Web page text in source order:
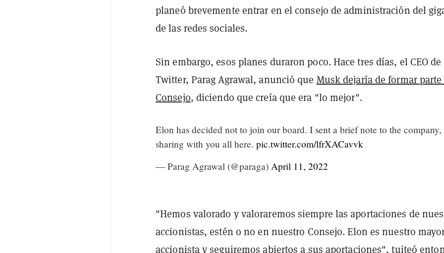
planeó brevemente entrar en el consejo de administración del
de las redes sociales.
Sin embargo, esos planes duraron poco. Hace tres días, el CEO de
Twitter, Parag Agrawal, anunció que Musk dejaría de formar
Consejo, diciendo que creía que era "lo mejor".
Elon has decided not to join our board. I sent a brief note to the company,
sharing with you all here. pic.twitter.com/lfrXACavvk
— Parag Agrawal (@paraga) April 11, 2022
"Hemos valorado y valoraremos siempre las aportaciones de
accionistas, estén o no en nuestro Consejo. Elon es nuestro
accionista y seguiremos abiertos a sus aportaciones", tuiteó